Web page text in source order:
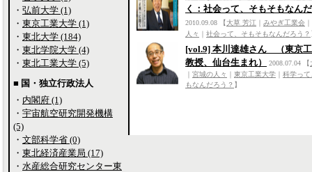
く：社会って、そもそもなん
2010.09.08 【大草 芳江 みやぎ工業会
人々
社会って、そもそもなんだろう？
[vol.9] 本川達雄さん （東京
教授、仙台生まれ）
2008.07.04 【
宮城の人々 東京工業大学
科学っ
もなんだろう？ 】
・ 弘前大学 (1)
・ 東京工業大学 (1)
・ 東北大学 (184)
・ 東北学院大学 (4)
・ 東北工業大学 (5)
■ 国・独立行政法人
・ 内閣府 (1)
・ 宇宙航空研究開発機構
(5)
・ 文部科学省 (0)
・ 東北経済産業局 (17)
・ 水産総合研究センター東